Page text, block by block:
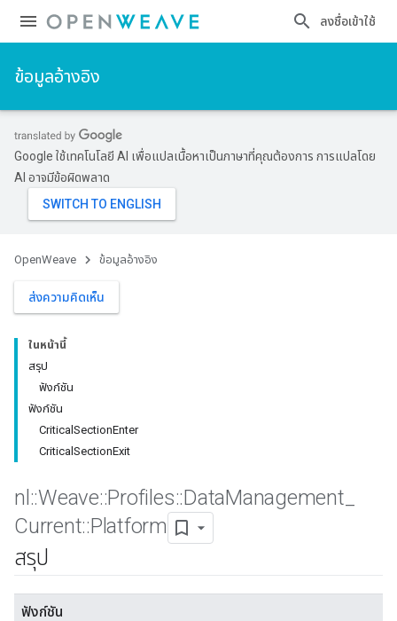
ลงชื่อเข้าใช้
ข้อมูลอ้างอิง
Google ใช้เทคโนโลยี AI เพื่อแปลเนื้อหาเป็นภาษาที่คุณต้องการ การแปลโดย
AI อาจมีข้อผิดพลาด
OpenWeave ข้อมูลอ้างอิง
ส่งความคิดเห็น
ในหน้านี้
สรุป
ฟังก์ชัน
ฟังก์ชัน
CriticalSectionEnter
CriticalSectionExit
nl ::Weave::Profiles::DataManagement
Current::Platform
สรุป
ฟังก์ชัน